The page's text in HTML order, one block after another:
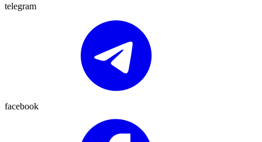
telegram
facebook